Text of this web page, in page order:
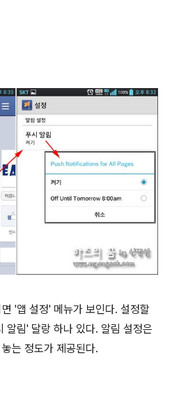
'앱 설정' 메뉴가 보인다. 설정할
알림' 달랑 하나 있다. 알림 설정은
는 정도가 제공된다.